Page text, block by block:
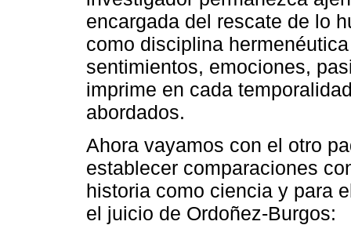
encargada del rescate de lo
como disciplina
sentimientos, emociones,
imprime en cada
abordados.
Ahora vayamos con el otro
establecer comparaciones
historia como ciencia y para
el juicio de Ordoñez-Burgos: